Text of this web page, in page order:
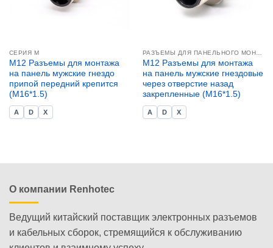
СЕРИЯ М
M12 Разъемы для монтажа
на панель мужские гнездо
припой передний крепится
(M16*1.5)
A D X
M12 Разъемы для монтажа
на панель мужские гнездовые
через отверстие назад
закрепленные (M16*1.5)
A D X
О компании Renhotec
Ведущий китайский поставщик электронных разъемов
и кабельных сборок, стремящийся к обслуживанию